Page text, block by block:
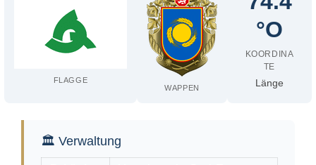
FLAGGE
WAPPEN
°O
KOORDINA
TE
Länge
🏛 Verwaltung